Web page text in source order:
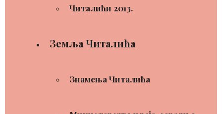
Читалићи 2013.
Земља Читалића
Знамења Читалића